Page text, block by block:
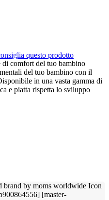
questo prodotto
di comfort del tuo bambino
del tuo bambino con il
in una vasta gamma di
e piatta rispetta lo sviluppo